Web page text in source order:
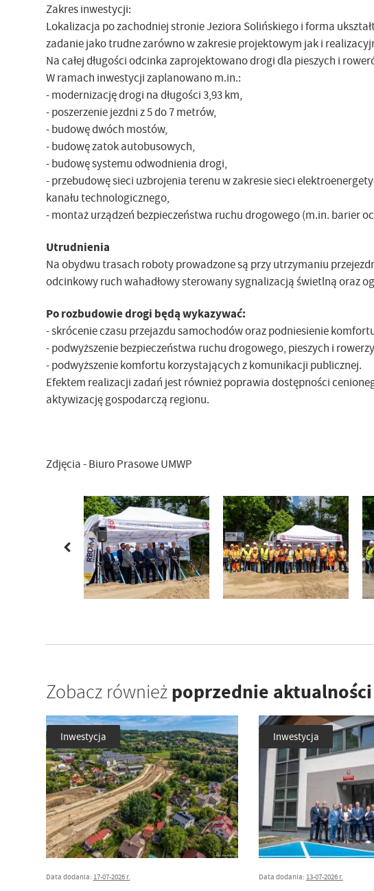
Zakres inwestycji:
Lokalizacja po zachodniej stronie Jeziora Solińskiego i forma
zadanie jako trudne zarówno w zakresie projektowym jak i
Na całej długości odcinka zaprojektowano drogi dla pieszych i
W ramach inwestycji zaplanowano m.in.:
- modernizację drogi na długości 3,93 km,
- poszerzenie jezdni z 5 do 7 metrów,
- budowę dwóch mostów,
- budowę zatok autobusowych,
- budowę systemu odwodnienia drogi,
- przebudowę sieci uzbrojenia terenu w zakresie sieci
kanału technologicznego,
- montaż urządzeń bezpieczeństwa ruchu drogowego (m.in. barier
Utrudnienia
Na obydwu trasach roboty prowadzone są przy utrzymaniu
odcinkowy ruch wahadłowy sterowany sygnalizacją świetlną oraz
Po rozbudowie drogi będą wykazywać:
- skrócenie czasu przejazdu samochodów oraz podniesienie
- podwyższenie bezpieczeństwa ruchu drogowego, pieszych i
- podwyższenie komfortu korzystających z komunikacji publicznej.
Efektem realizacji zadań jest również poprawia dostępności
aktywizację gospodarczą regionu.
Zdjęcia - Biuro Prasowe UMWP
Zobacz również poprzednie aktualności
Inwestycja
Data dodania: 17-07-2026 r.
Inwestycja
Data dodania: 13-07-2026 r.